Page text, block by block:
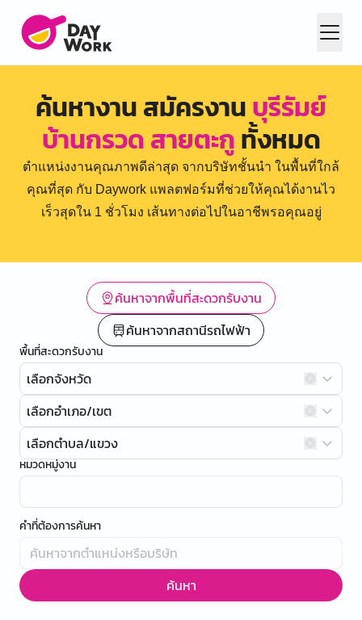
ค้นหางาน สมัครงานบุรีรัมย์
บ้านกรวด สายตะกูทั้งหมด
ตำแหน่งงานคุณภาพดีล่าสุด จากบริษัทชั้นนำ ในพื้นที่ใกล้
คุณที่สุด กับ Daywork แพลตฟอร์มที่ช่วยให้คุณได้งานไว
เร็วสุดใน 1 ชั่วโมง เส้นทางต่อไปในอาชีพรอคุณอยู่
ค้นหาจากพื้นที่สะดวกรับงาน
ค้นหาจากสถานีรถไฟฟ้า
พื้นที่สะดวกรับงาน
เลือกจังหวัด
เลือกอำเภอ/เขต
เลือกตำบล/แขวง
หมวดหมู่งาน
คำที่ต้องการค้นหา
ค้นหา